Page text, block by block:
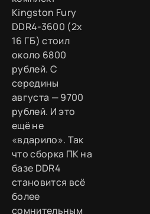
Kingston Fury
DDR4-3600 (2x
16 ГБ) стоил
около 6800
рублей. С
середины
августа — 9700
рублей. И это
ещё не
«вдарило». Так
что сборка ПК на
базе DDR4
становится всё
более
сомнительным